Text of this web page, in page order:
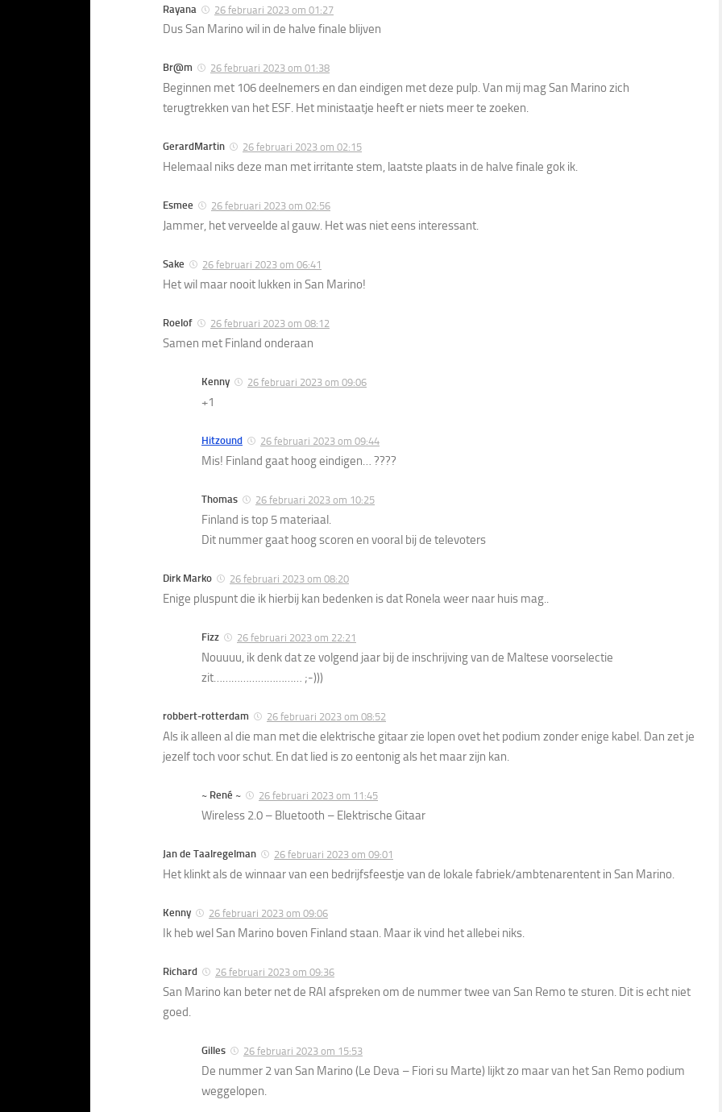
Rayana 26 februari 2023 om 01:27
Dus San Marino wil in de halve finale blijven
Br@m 26 februari 2023 om 01:38
Beginnen met 106 deelnemers en dan eindigen met deze pulp. Van mij mag San Marino zich
terugtrekken van het ESF. Het ministaatje heeft er niets meer te zoeken.
GerardMartin 26 februari 2023 om 02:15
Helemaal niks deze man met irritante stem, laatste plaats in de halve finale gok ik.
Esmee 26 februari 2023 om 02:56
Jammer, het verveelde al gauw. Het was niet eens interessant.
Sake 26 februari 2023 om 06:41
Het wil maar nooit lukken in San Marino!
Roelof 26 februari 2023 om 08:12
Samen met Finland onderaan
Kenny 26 februari 2023 om 09:06
+1
Hitzound 26 februari 2023 om 09:44
Mis! Finland gaat hoog eindigen… ????
Thomas 26 februari 2023 om 10:25
Finland is top 5 materiaal.
Dit nummer gaat hoog scoren en vooral bij de televoters
Dirk Marko 26 februari 2023 om 08:20
Enige pluspunt die ik hierbij kan bedenken is dat Ronela weer naar huis mag..
Fizz 26 februari 2023 om 22:21
Nouuuu, ik denk dat ze volgend jaar bij de inschrijving van de Maltese voorselectie
zit………………………… ;-)))
robbert-rotterdam 26 februari 2023 om 08:52
Als ik alleen al die man met die elektrische gitaar zie lopen ovet het podium zonder enige kabel. Dan zet je
jezelf toch voor schut. En dat lied is zo eentonig als het maar zijn kan.
~ René ~ 26 februari 2023 om 11:45
Wireless 2.0 – Bluetooth – Elektrische Gitaar
Jan de Taalregelman 26 februari 2023 om 09:01
Het klinkt als de winnaar van een bedrijfsfeestje van de lokale fabriek/ambtenarentent in San Marino.
Kenny 26 februari 2023 om 09:06
Ik heb wel San Marino boven Finland staan. Maar ik vind het allebei niks.
Richard 26 februari 2023 om 09:36
San Marino kan beter net de RAI afspreken om de nummer twee van San Remo te sturen. Dit is echt niet
goed.
Gilles 26 februari 2023 om 15:53
De nummer 2 van San Marino (Le Deva – Fiori su Marte) lijkt zo maar van het San Remo podium
weggelopen.